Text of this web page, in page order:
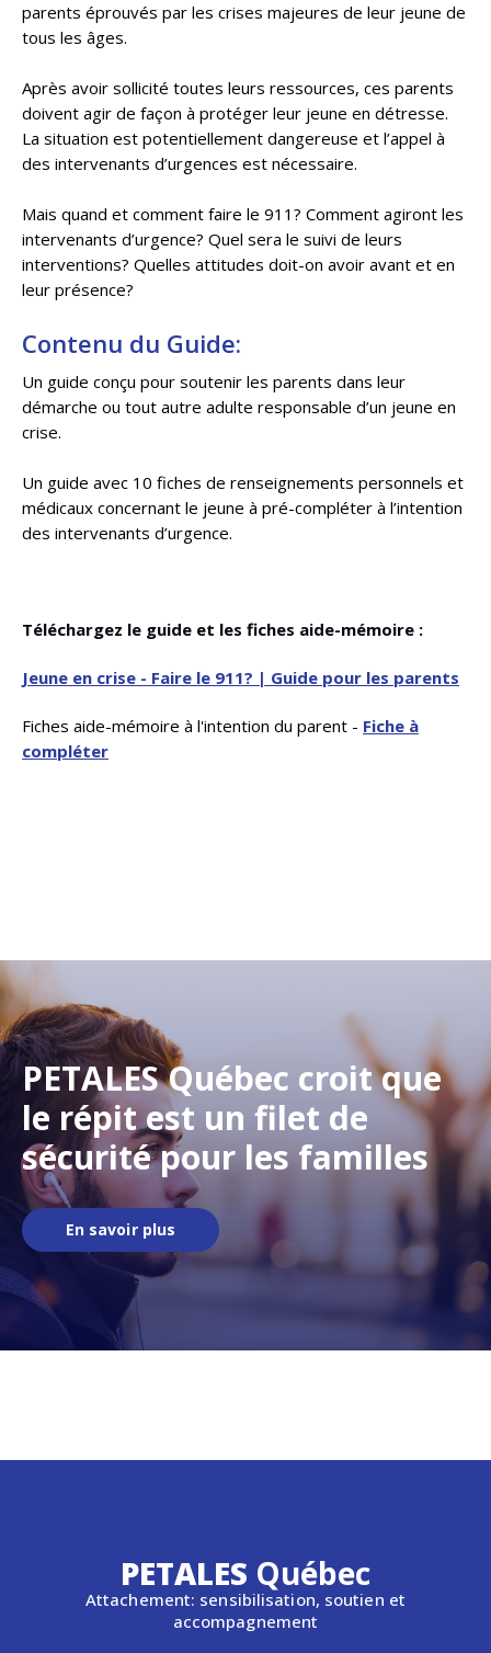
parents éprouvés par les crises majeures de leur jeune de
tous les âges.
Après avoir sollicité toutes leurs ressources, ces parents
doivent agir de façon à protéger leur jeune en détresse.
La situation est potentiellement dangereuse et l’appel à
des intervenants d’urgences est nécessaire.
Mais quand et comment faire le 911? Comment agiront les
intervenants d’urgence? Quel sera le suivi de leurs
interventions? Quelles attitudes doit-on avoir avant et en
leur présence?
Contenu du Guide:
Un guide conçu pour soutenir les parents dans leur
démarche ou tout autre adulte responsable d’un jeune en
crise.
Un guide avec 10 fiches de renseignements personnels et
médicaux concernant le jeune à pré-compléter à l’intention
des intervenants d’urgence.
Téléchargez le guide et les fiches aide-mémoire :
Jeune en crise - Faire le 911? | Guide pour les parents
Fiches aide-mémoire à l'intention du parent - Fiche à
compléter
PETALES Québec croit que
le répit est un filet de
sécurité pour les familles
En savoir plus
PETALES Québec
Attachement: sensibilisation, soutien et
accompagnement